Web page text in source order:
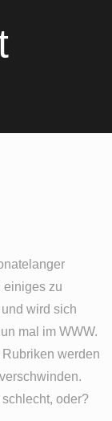
einiges zu
wird sich
mal im WWW.
werden
oder?